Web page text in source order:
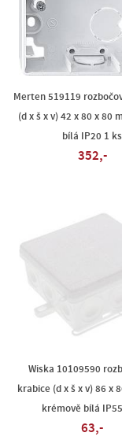
Merten 519119
(d x š x v) 42 x 80 x 80
bílá IP20 1 ks
352,-
Wiska 10109590
krabice (d x š x v) 86 x
krémově bílá
63,-